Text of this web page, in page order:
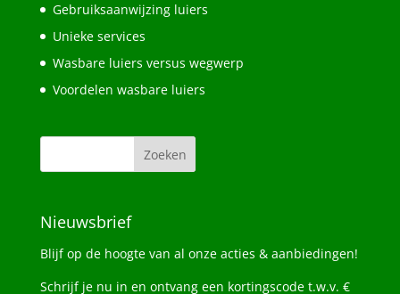
Gebruiksaanwijzing luiers
Unieke services
Wasbare luiers versus wegwerp
Voordelen wasbare luiers
Nieuwsbrief
Blijf op de hoogte van al onze acties & aanbiedingen!
Schrijf je nu in en ontvang een kortingscode t.w.v. €